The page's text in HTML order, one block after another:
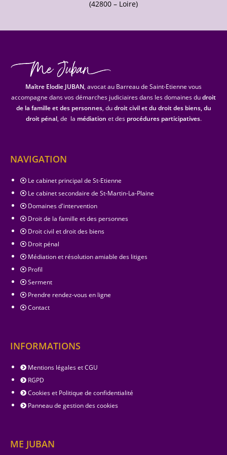
(42800 – Loire)
Maître Elodie JUBAN, avocat au Barreau de Saint-Etienne vous
accompagne dans vos démarches judiciaires dans les domaines dudroit
de la famille et des personnes, dudroit civil et du droit des biens, du
droit pénal, de la médiation et des procédures participatives.
NAVIGATION
Le cabinet principal de St-Etienne
Le cabinet secondaire de St-Martin-La-Plaine
Domaines d'intervention
Droit de la famille et des personnes
Droit civil et droit des biens
Droit pénal
Médiation et résolution amiable des litiges
Profil
Serment
Prendre rendez-vous en ligne
Contact
INFORMATIONS
Mentions légales et CGU
RGPD
Cookies et Politique de confidentialité
Panneau de gestion des cookies
ME JUBAN